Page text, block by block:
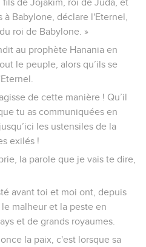
de Jojakim, roi de Juda, et
Babylone, déclare l'Eternel,
roi de Babylone. »
au prophète Hanania en
le peuple, alors qu’ils se
de cette manière ! Qu’il
tu as communiquées en
les ustensiles de la
exilés !
la parole que je vais te dire,
avant toi et moi ont, depuis
malheur et la peste en
et de grands royaumes.
la paix, c'est lorsque sa